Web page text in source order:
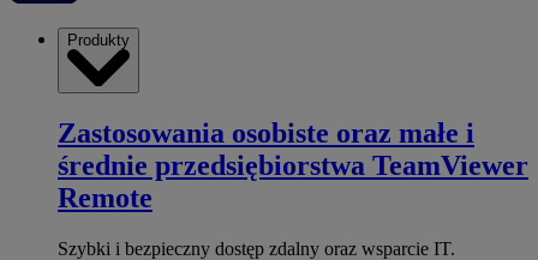
Produkty
Zastosowania osobiste oraz małe i
średnie przedsiębiorstwa TeamViewer
Remote
Szybki i bezpieczny dostęp zdalny oraz wsparcie IT.